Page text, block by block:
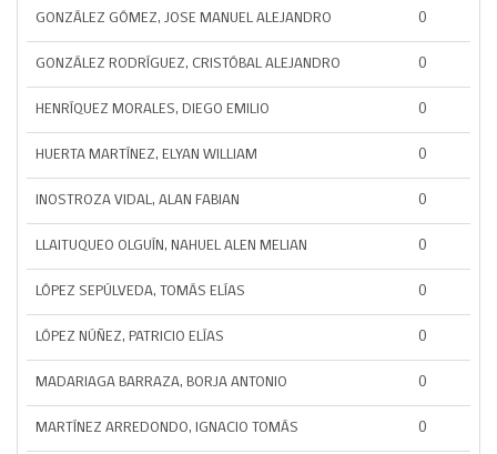
GONZÁLEZ GÓMEZ, JOSE MANUEL ALEJANDRO 0
GONZÁLEZ RODRÍGUEZ, CRISTÓBAL ALEJANDRO 0
HENRÍQUEZ MORALES, DIEGO EMILIO 0
HUERTA MARTÍNEZ, ELYAN WILLIAM 0
INOSTROZA VIDAL, ALAN FABIAN 0
LLAITUQUEO OLGUÍN, NAHUEL ALEN MELIAN 0
LÓPEZ SEPÚLVEDA, TOMÁS ELÍAS 0
LÓPEZ NÚÑEZ, PATRICIO ELÍAS 0
MADARIAGA BARRAZA, BORJA ANTONIO 0
MARTÍNEZ ARREDONDO, IGNACIO TOMÁS 0